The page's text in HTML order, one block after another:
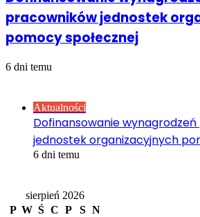
pracowników jednostek
pomocy społecznej
6 dni temu
Aktualności
Dofinansowanie
jednostek organizacyjnych
6 dni temu
sierpień 2026
P W Ś C P S N